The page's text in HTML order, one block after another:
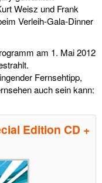
Weisz und Frank
Verleih-Gala-Dinner
am 1. Mai 2012
Fernsehtipp,
auch sein kann:
Edition CD +